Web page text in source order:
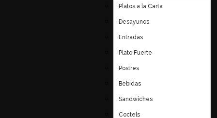
Platos a la Carta
Desayunos
Entradas
Plato Fuerte
Postres
Bebidas
Sandwiches
Coctels